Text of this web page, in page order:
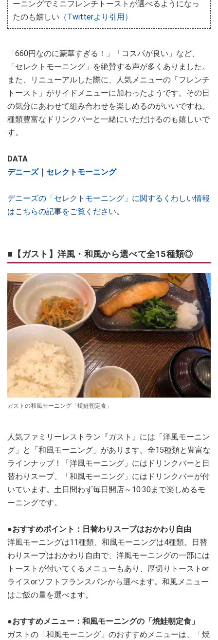
ーニングでミニフレンチトーストが選べるようになっ
たのも嬉しい （Twitterより引用）
「660円なのに豪華すぎる！」「コスパが良い」など、
「セレクトモーニング」を絶賛する声が多くありました。
また、リニューアルした際に、人気メニューの「フレンチ
トースト」がサイドメニューに加わったようです。その日
の気分にあわせて組み合わせを楽しめるのがいいですね。
種類豊富なドリンクバーと一緒にいただけるのも嬉しいで
す。
DATA
デニーズ｜セレクトモーニング
デニーズの「セレクトモーニング」に関するくわしい情報
はこちらの記事をご覧ください。
■【ガスト】洋風・和風から選べて全15種類◎
ガストの和風モーニング「焼鮭朝定食」
人気ファミリーレストラン『ガスト』には「洋風モーニン
グ」と「和風モーニング」があります。全15種類と豊富な
ラインナップ！「洋風モーニング」にはドリンクバーと日
替わりスープ、「和風モーニング」にはドリンクバーが付
いています。土日問わず毎日開店～10:30まで楽しめるモ
ーニングです。
●おすすめポイント：日替わりスープはおかわり自由
洋風モーニングは11種類、和風モーニングは4種類。日替
わりスープはおかわり自由で、洋風モーニングの一部には
トーストが付いてくるメニューもあり、厚切りトーストor
ライスorソフトフランスパンから選べます。和風メニュー
はご飯の量を選べます。
●おすすめメニュー：和風モーニングの「焼鮭朝定食」
ガストの「和風モーニング」のおすすめメニューは、「焼